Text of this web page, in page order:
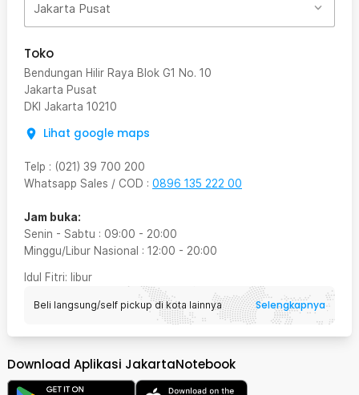
Jakarta Pusat
Toko
Bendungan Hilir Raya Blok G1 No. 10
Jakarta Pusat
DKI Jakarta 10210
Lihat google maps
Telp : (021) 39 700 200
Whatsapp Sales / COD : 0896 135 222 00
Jam buka:
Senin - Sabtu : 09:00 - 20:00
Minggu/Libur Nasional : 12:00 - 20:00
Idul Fitri: libur
Beli langsung/self pickup di kota lainnya Selengkapnya
Download Aplikasi JakartaNotebook